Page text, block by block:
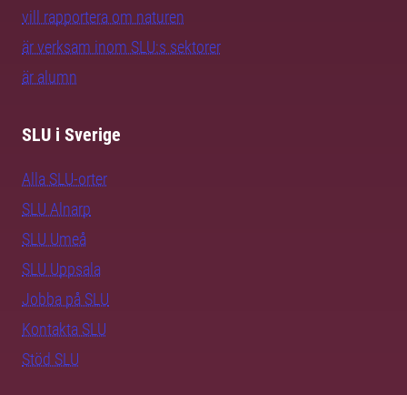
vill rapportera om naturen
är verksam inom SLU:s sektorer
är alumn
SLU i Sverige
Alla SLU-orter
SLU Alnarp
SLU Umeå
SLU Uppsala
Jobba på SLU
Kontakta SLU
Stöd SLU